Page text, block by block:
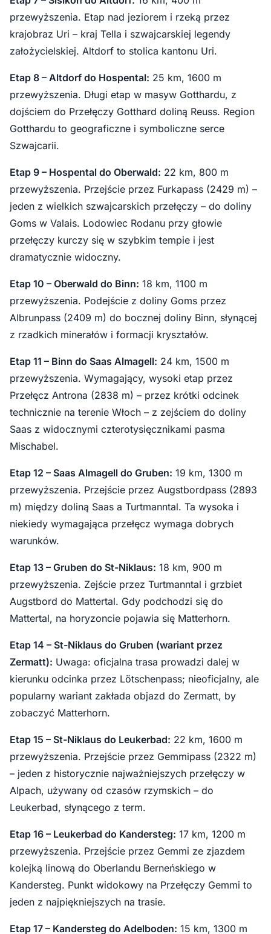
przewyższenia. Etap nad jeziorem i rzeką przez
krajobraz Uri – kraj Tella i szwajcarskiej legendy
założycielskiej. Altdorf to stolica kantonu Uri.
Etap 8 – Altdorf do Hospental: 25 km, 1600 m
przewyższenia. Długi etap w masyw Gotthardu, z
dojściem do Przełęczy Gotthard doliną Reuss. Region
Gotthardu to geograficzne i symboliczne serce
Szwajcarii.
Etap 9 – Hospental do Oberwald: 22 km, 800 m
przewyższenia. Przejście przez Furkapass (2429 m) –
jeden z wielkich szwajcarskich przełęczy – do doliny
Goms w Valais. Lodowiec Rodanu przy głowie
przełęczy kurczy się w szybkim tempie i jest
dramatycznie widoczny.
Etap 10 – Oberwald do Binn: 18 km, 1100 m
przewyższenia. Podejście z doliny Goms przez
Albrunpass (2409 m) do bocznej doliny Binn, słynącej
z rzadkich minerałów i formacji kryształów.
Etap 11 – Binn do Saas Almagell: 24 km, 1500 m
przewyższenia. Wymagający, wysoki etap przez
Przełęcz Antrona (2838 m) – przez krótki odcinek
technicznie na terenie Włoch – z zejściem do doliny
Saas z widocznymi czterotysięcznikami pasma
Mischabel.
Etap 12 – Saas Almagell do Gruben: 19 km, 1300 m
przewyższenia. Przejście przez Augstbordpass (2893
m) między doliną Saas a Turtmanntal. Ta wysoka i
niekiedy wymagająca przełęcz wymaga dobrych
warunków.
Etap 13 – Gruben do St-Niklaus: 18 km, 900 m
przewyższenia. Zejście przez Turtmanntal i grzbiet
Augstbord do Mattertal. Gdy podchodzi się do
Mattertal, na horyzoncie pojawia się Matterhorn.
Etap 14 – St-Niklaus do Gruben (wariant przez
Zermatt): Uwaga: oficjalna trasa prowadzi dalej w
kierunku odcinka przez Lötschenpass; nieoficjalny, ale
popularny wariant zakłada objazd do Zermatt, by
zobaczyć Matterhorn.
Etap 15 – St-Niklaus do Leukerbad: 22 km, 1600 m
przewyższenia. Przejście przez Gemmipass (2322 m)
– jeden z historycznie najważniejszych przełęczy w
Alpach, używany od czasów rzymskich – do
Leukerbad, słynącego z term.
Etap 16 – Leukerbad do Kandersteg: 17 km, 1200 m
przewyższenia. Przejście przez Gemmi ze zjazdem
kolejką linową do Oberlandu Berneńskiego w
Kandersteg. Punkt widokowy na Przełęczy Gemmi to
jeden z najpiękniejszych na trasie.
Etap 17 – Kandersteg do Adelboden: 15 km, 1300 m